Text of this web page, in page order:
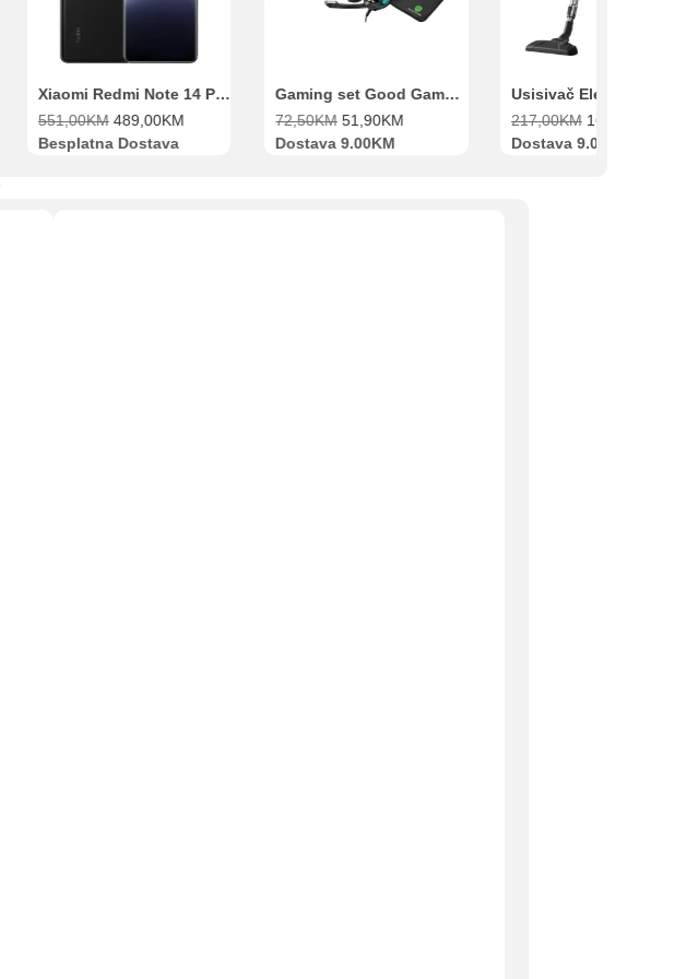
Xiaomi Redmi Note 14 Pro 8GB 256GB Crni
551,00KM 489,00KM
Besplatna Dostava
Gaming set Good Game Tastatura, Miš, Slušalice i podloga za miš
72,50KM 51,90KM
Dostava 9.00KM
217,00KM 169,00
Dostava 9.00KM